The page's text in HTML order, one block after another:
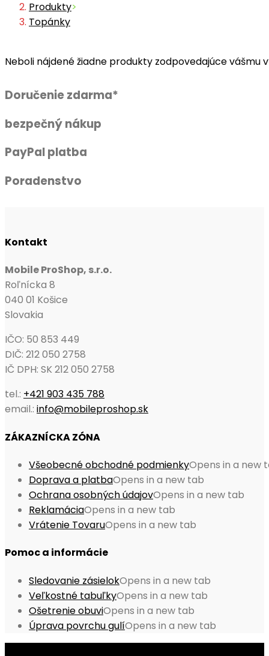
Produkty>
Topánky
Neboli nájdené žiadne produkty zodpovedajúce vášmu
Doručenie zdarma*
bezpečný nákup
PayPal platba
Poradenstvo
Kontakt
Mobile ProShop, s.r.o.
Roľnícka 8
040 01 Košice
Slovakia
IČO: 50 853 449
DIČ: 212 050 2758
IČ DPH: SK 212 050 2758
tel.: +421 903 435 788
email.: info@mobileproshop.sk
ZÁKAZNÍCKA ZÓNA
Všeobecné obchodné podmienkyOpens in a new
Doprava a platbaOpens in a new tab
Ochrana osobných údajovOpens in a new tab
ReklamáciaOpens in a new tab
Vrátenie TovaruOpens in a new tab
Pomoc a informácie
Sledovanie zásielokOpens in a new tab
Veľkostné tabuľkyOpens in a new tab
Ošetrenie obuviOpens in a new tab
Úprava povrchu gulíOpens in a new tab